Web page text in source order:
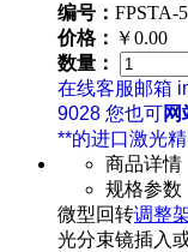
编号： FPSTA-
价格： ￥0.00
数量：
在线客服邮箱
9028 您也可
**的进口激光
商品详情
规格参数
微型回转调整
光分束镜插入